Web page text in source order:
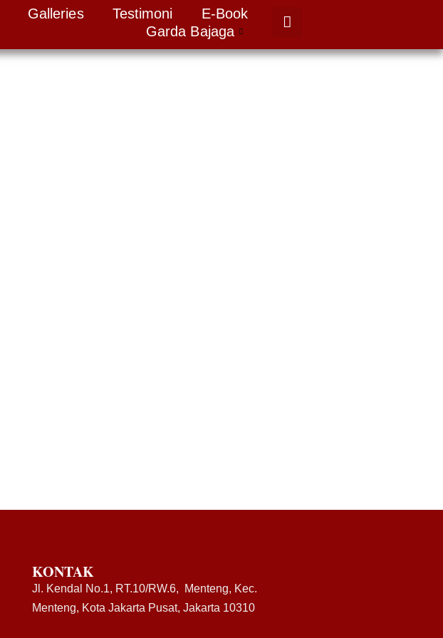
Galleries Testimoni
E-Book
Garda Bajaga
KONTAK
Jl. Kendal No.1, RT.10/RW.6, Menteng, Kec.
Menteng, Kota Jakarta Pusat, Jakarta 10310